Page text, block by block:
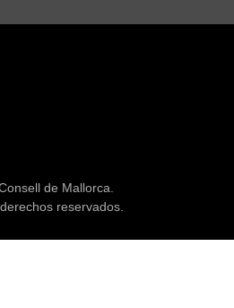
de Mallorca.
reservados.